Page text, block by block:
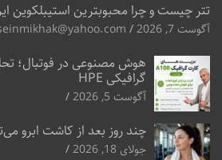
تتر چیست و چرا محبوبترین استیبلکوین
آگوست 7, 2026
هوش مصنوعی در فوتبال؛
گرافیکی HPE
آگوست 5, 2026
چند روز بعد از کاشت ابرو
جولای 18, 2026